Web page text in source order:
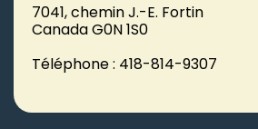
7041, chemin J.-E. Fortin
Canada G0N 1S0
Téléphone : 418-814-9307